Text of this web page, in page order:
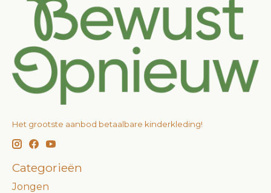
Het grootste aanbod betaalbare kinderkleding!
Categorieën
Jongen